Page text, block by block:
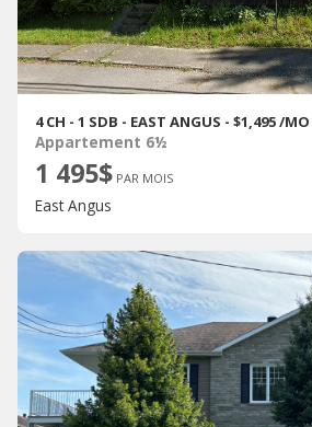
4 CH - 1 SDB - EAST ANGUS - $1,495 /MO
Appartement 6½
1 495$ PAR MOIS
East Angus